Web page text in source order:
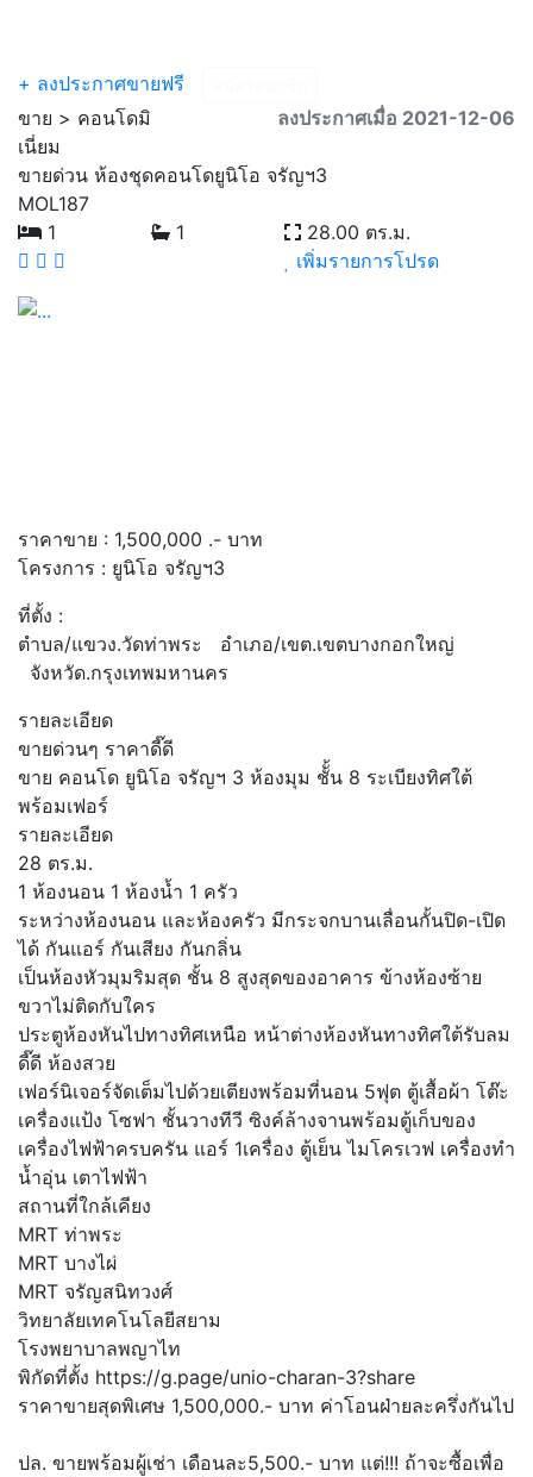
+ ลงประกาศขายฟรี
ขาย > คอนโดมิ
เนี่ยม
ลงประกาศเมื่อ 2021-12-06
ขายด่วน ห้องชุดคอนโดยูนิโอ จรัญฯ3
MOL187
1
1
28.00 ตร.ม.
เพิ่มรายการโปรด
ราคาขาย : 1,500,000 .- บาท
โครงการ : ยูนิโอ จรัญฯ3
ที่ตั้ง :
ตำบล/แขวง.วัดท่าพระ อำเภอ/เขต.เขตบางกอกใหญ่
จังหวัด.กรุงเทพมหานคร
รายละเอียด
ขายด่วนๆ ราคาดี๊ดี
ขาย คอนโด ยูนิโอ จรัญฯ 3 ห้องมุม ชัั้น 8 ระเบียงทิศใต้
พร้อมเฟอร์
รายละเอียด
28 ตร.ม.
1 ห้องนอน 1 ห้องน้ำ 1 ครัว
ระหว่างห้องนอน และห้องครัว มีกระจกบานเลื่อนกั้นปิด-เปิด
ได้ กันแอร์ กันเสียง กันกลิ่น
เป็นห้องหัวมุมริมสุด ชั้น 8 สูงสุดของอาคาร ข้างห้องซ้าย
ขวาไม่ติดกับใคร
ประตูห้องหันไปทางทิศเหนือ หน้าต่างห้องหันทางทิศใต้รับลม
ดี๊ดี ห้องสวย
เฟอร์นิเจอร์จัดเต็มไปด้วยเตียงพร้อมที่นอน 5ฟุต ตู้เสื้อผ้า โต๊ะ
เครื่องแป้ง โซฟา ชั้นวางทีวี ซิงค์ล้างจานพร้อมตู้เก็บของ
เครื่องไฟฟ้าครบครัน แอร์ 1เครื่อง ตู้เย็น ไมโครเวฟ เครื่องทำ
น้ำอุ่น เตาไฟฟ้า
สถานที่ใกล้เคียง
MRT ท่าพระ
MRT บางไผ่
MRT จรัญสนิทวงศ์
วิทยาลัยเทคโนโลยีสยาม
โรงพยาบาลพญาไท
พิกัดที่ตั้ง https://g.page/unio-charan-3?share
ราคาขายสุดพิเศษ 1,500,000.- บาท ค่าโอนฝ่ายละครึ่งกันไป
ปล. ขายพร้อมผู้เช่า เดือนละ5,500.- บาท แต่!!! ถ้าจะซื้อเพื่อ